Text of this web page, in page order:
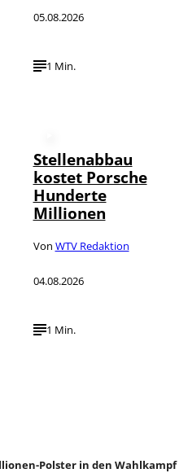
05.08.2026
1 Min.
Stellenabbau
kostet Porsche
Hunderte
Millionen
Von WTV Redaktion
04.08.2026
1 Min.
Polster in den Wahlkampf